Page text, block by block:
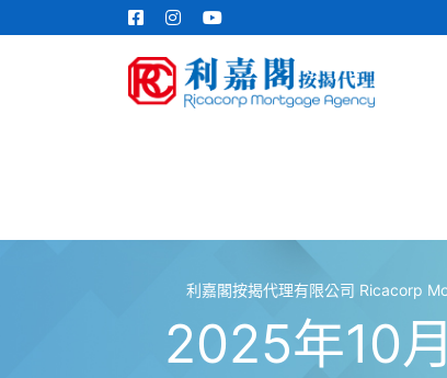
利嘉閣按揭代理有限公司 Ricacorp
2025年10